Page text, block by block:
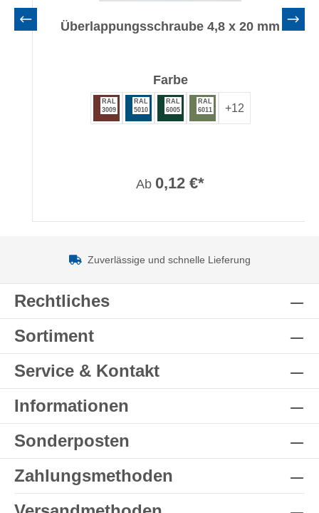
Überlappungsschraube 4,8 x 20 mm
Farbeauswählen
RAL
3009
RAL
5010
RAL
6005
RAL
6011
+12
Ab 0,12 €*
Zuverlässige und schnelle Lieferung
Rechtliches
Sortiment
Service & Kontakt
Informationen
Sonderposten
Zahlungsmethoden